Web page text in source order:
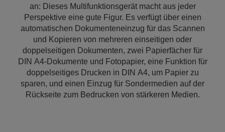
an: Dieses Multifunktionsgerät macht aus jeder
Perspektive eine gute Figur. Es verfügt über einen
automatischen Dokumenteneinzug für das Scannen
und Kopieren von mehreren einseitigen oder
doppelseitigen Dokumenten, zwei Papierfächer für
DIN A4-Dokumente und Fotopapier, eine Funktion für
doppelseitiges Drucken in DIN A4, um Papier zu
sparen, und einen Einzug für Sondermedien auf der
Rückseite zum Bedrucken von stärkeren Medien.